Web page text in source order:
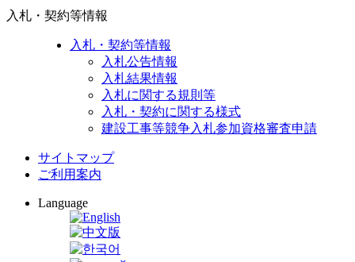
入札・契約等情報
入札・契約等情報
入札公告情報
入札結果情報
入札に関する規則等
入札・契約に関する様式
建設工事等競争入札参加資格審査申請
サイトマップ
ご利用案内
Language